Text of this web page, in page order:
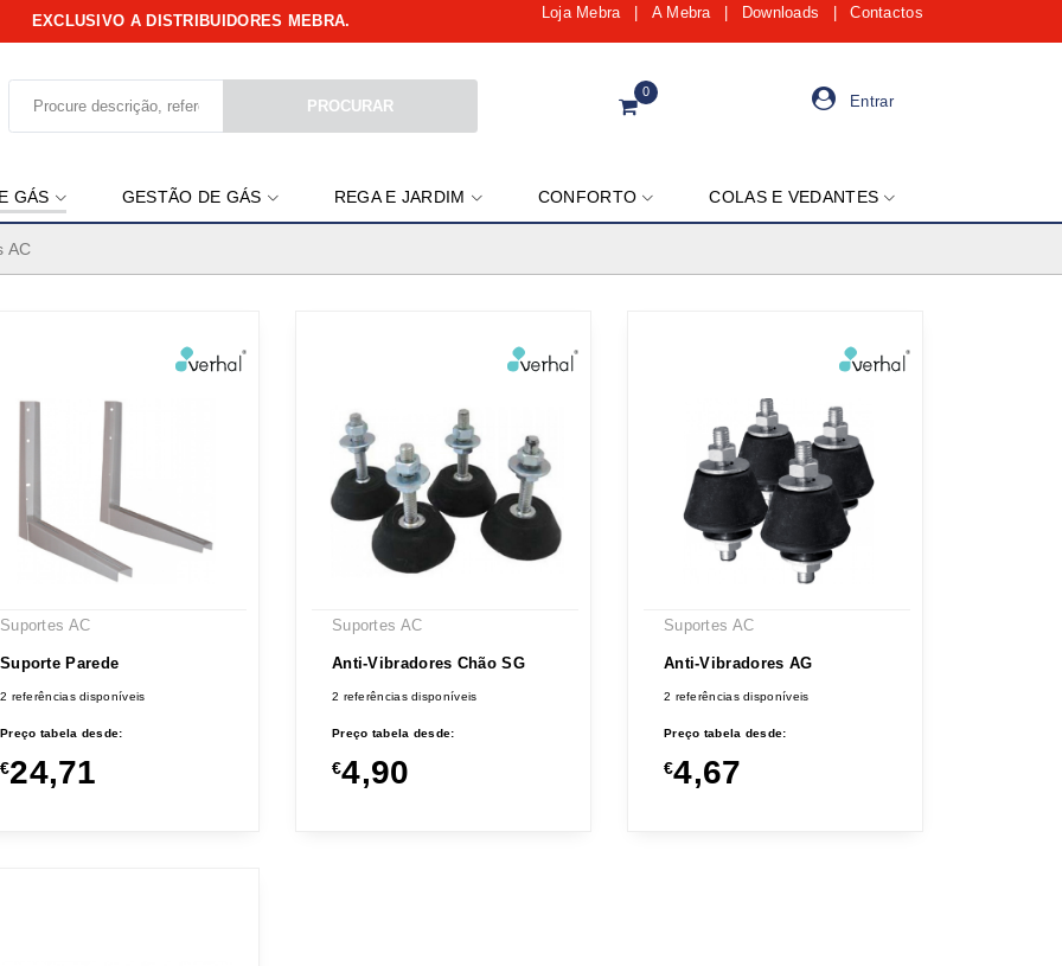
EXCLUSIVO A DISTRIBUIDORES MEBRA. Loja Mebra A Mebra Downloads Contactos
PROCURAR
0
Entrar
GÁS GESTÃO DE GÁS REGA E JARDIM CONFORTO COLAS E VEDANTES
AC
Suportes AC
Suporte Parede
2 referências disponíveis
Preço tabela desde:
€24,71
Suportes AC
Anti-Vibradores Chão SG
2 referências disponíveis
Preço tabela desde:
€4,90
Suportes AC
Anti-Vibradores AG
2 referências disponíveis
Preço tabela desde:
€4,67